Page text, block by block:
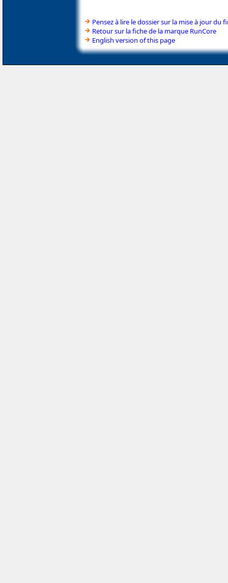
Pensez à lire le dossier sur la mise à jour du
Retour sur la fiche de la marque RunCore
English version of this page